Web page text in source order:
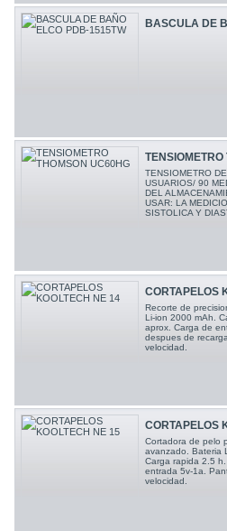
BASCULA DE
TENSIOMETRO
USUARIOS/ 90
DEL
USAR: LA
SISTOLICA Y
CORTAPELOS
Recorte de
Li-ion 2000 mAh.
aprox. Carga de
despues de
velocidad.
CORTAPELOS
Cortadora de pelo
avanzado. Bateria
Carga rapida 2.5
entrada 5v-1a.
velocidad.